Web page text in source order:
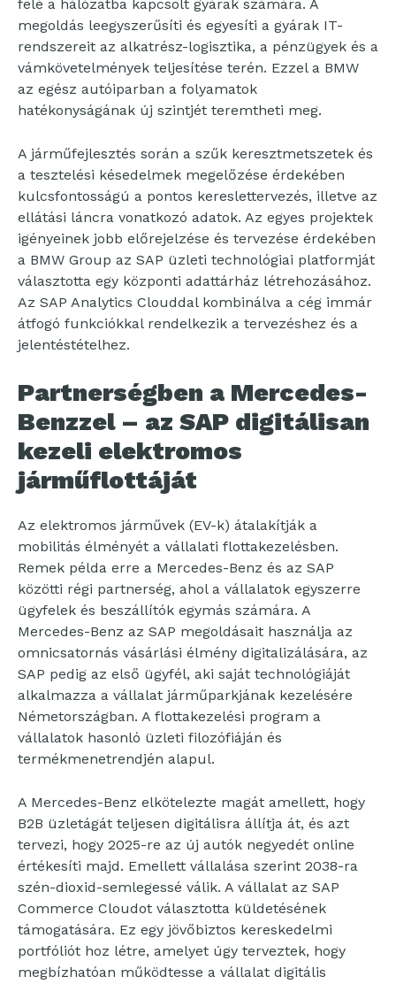
felé a hálózatba kapcsolt gyárak számára. A
megoldás leegyszerűsíti és egyesíti a gyárak IT-
rendszereit az alkatrész-logisztika, a pénzügyek és a
vámkövetelmények teljesítése terén. Ezzel a BMW
az egész autóiparban a folyamatok
hatékonyságának új szintjét teremtheti meg.
A járműfejlesztés során a szűk keresztmetszetek és
a tesztelési késedelmek megelőzése érdekében
kulcsfontosságú a pontos kereslettervezés, illetve az
ellátási láncra vonatkozó adatok. Az egyes projektek
igényeinek jobb előrejelzése és tervezése érdekében
a BMW Group az SAP üzleti technológiai platformját
választotta egy központi adattárház létrehozásához.
Az SAP Analytics Clouddal kombinálva a cég immár
átfogó funkciókkal rendelkezik a tervezéshez és a
jelentéstételhez.
Partnerségben a Mercedes-
Benzzel – az SAP digitálisan
kezeli elektromos
járműflottáját
Az elektromos járművek (EV-k) átalakítják a
mobilitás élményét a vállalati flottakezelésben.
Remek példa erre a Mercedes-Benz és az SAP
közötti régi partnerség, ahol a vállalatok egyszerre
ügyfelek és beszállítók egymás számára. A
Mercedes-Benz az SAP megoldásait használja az
omnicsatornás vásárlási élmény digitalizálására, az
SAP pedig az első ügyfél, aki saját technológiáját
alkalmazza a vállalat járműparkjának kezelésére
Németországban. A flottakezelési program a
vállalatok hasonló üzleti filozófiáján és
termékmenetrendjén alapul.
A Mercedes-Benz elkötelezte magát amellett, hogy
B2B üzletágát teljesen digitálisra állítja át, és azt
tervezi, hogy 2025-re az új autók negyedét online
értékesíti majd. Emellett vállalása szerint 2038-ra
szén-dioxid-semlegessé válik. A vállalat az SAP
Commerce Cloudot választotta küldetésének
támogatására. Ez egy jövőbiztos kereskedelmi
portfóliót hoz létre, amelyet úgy terveztek, hogy
megbízhatóan működtesse a vállalat digitális